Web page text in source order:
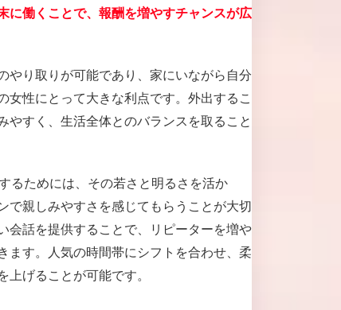
に働くことで、報酬を増やすチャンスが広
やり取りが可能であり、家にいながら自分
女性にとって大きな利点です。外出するこ
やすく、生活全体とのバランスを取ること
るためには、その若さと明るさを活か
で親しみやすさを感じてもらうことが大切
会話を提供することで、リピーターを増や
ます。人気の時間帯にシフトを合わせ、柔
げることが可能です。